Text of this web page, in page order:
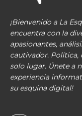
¡Bienvenido a La
encuentra con la
apasionantes,
cautivador. Política,
solo lugar. Únete a
experiencia
su esquina digital!